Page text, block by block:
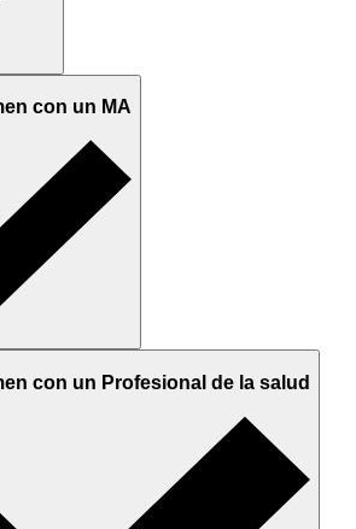
con un MA
con un Profesional de la salud